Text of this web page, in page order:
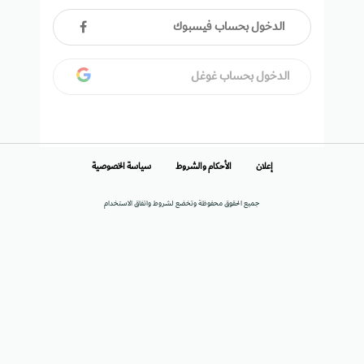
الدخول بحساب فيسبوك
الدخول بحساب غوغل
جميع الحقوق محفوظة وتخضع لشروط واتفاق الاستخدام
إعلان الأحكام والشروط سياسة الخصوصية